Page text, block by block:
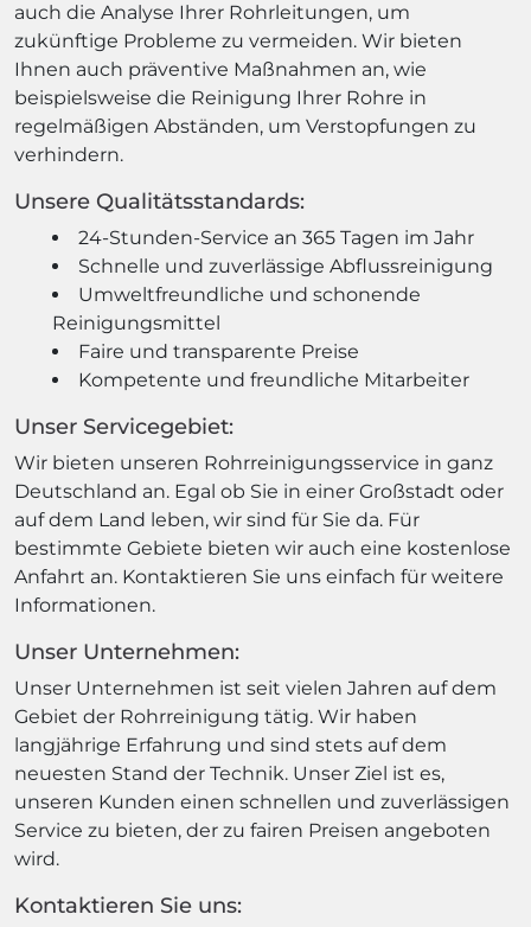
auch die Analyse Ihrer Rohrleitungen, um
zukünftige Probleme zu vermeiden. Wir bieten
Ihnen auch präventive Maßnahmen an, wie
beispielsweise die Reinigung Ihrer Rohre in
regelmäßigen Abständen, um Verstopfungen zu
verhindern.
Unsere Qualitätsstandards:
24-Stunden-Service an 365 Tagen im Jahr
Schnelle und zuverlässige Abflussreinigung
Umweltfreundliche und schonende
Reinigungsmittel
Faire und transparente Preise
Kompetente und freundliche Mitarbeiter
Unser Servicegebiet:
Wir bieten unseren Rohrreinigungsservice in ganz
Deutschland an. Egal ob Sie in einer Großstadt oder
auf dem Land leben, wir sind für Sie da. Für
bestimmte Gebiete bieten wir auch eine kostenlose
Anfahrt an. Kontaktieren Sie uns einfach für weitere
Informationen.
Unser Unternehmen:
Unser Unternehmen ist seit vielen Jahren auf dem
Gebiet der Rohrreinigung tätig. Wir haben
langjährige Erfahrung und sind stets auf dem
neuesten Stand der Technik. Unser Ziel ist es,
unseren Kunden einen schnellen und zuverlässigen
Service zu bieten, der zu fairen Preisen angeboten
wird.
Kontaktieren Sie uns: